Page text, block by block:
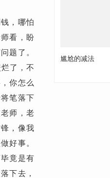
，哪怕
看，盼
题了。
了，不
你怎么
笔落下
师，老
，像我
好事。
竟是有
下去，
尴尬的减法